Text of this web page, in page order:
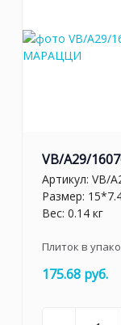
VB/A29/
Артикул: VB/
Размер:
Вес: 0.14 кг
Плиток в
175.68 руб.